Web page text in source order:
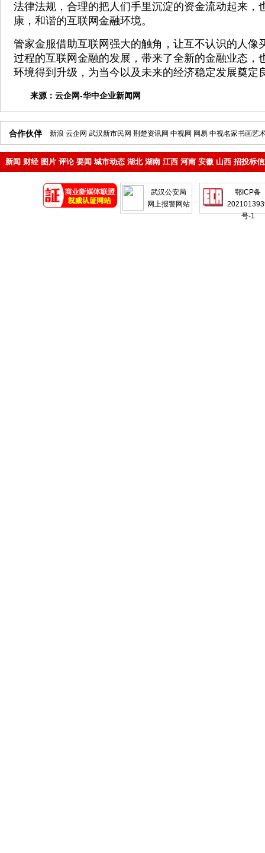
法律法规，合理的把人们手里沉淀的资金流动起来，
康，和谐的互联网金融环境。
管家金服借助互联网强大的触角，让互不认识的人像
过程的互联网金融的发展，带来了全新的金融业态，
环境得到升级，为当今以及未来的经济稳定发展奠定
来源： 云企网-华中企业新闻网
合作伙伴 新浪 云企网 武汉新市民网 荆楚资讯网 中视网 网易 中视名家书画艺
新闻 财经 图片 评论 要闻 城市动态 湖北 湖南 江西 河南 安徽 山西 招投标
武汉公安局
网上报警网站
鄂ICP备
号-1